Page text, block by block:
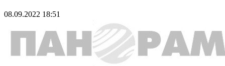
08.09.2022 18:51